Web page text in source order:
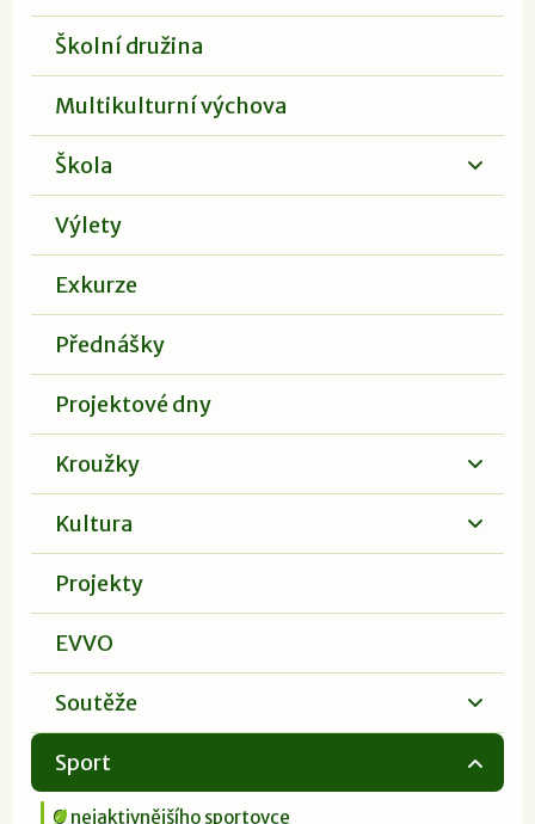
Školní družina
Multikulturní výchova
Škola
Výlety
Exkurze
Přednášky
Projektové dny
Kroužky
Kultura
Projekty
EVVO
Soutěže
Sport
O nejaktivnějšího sportovce